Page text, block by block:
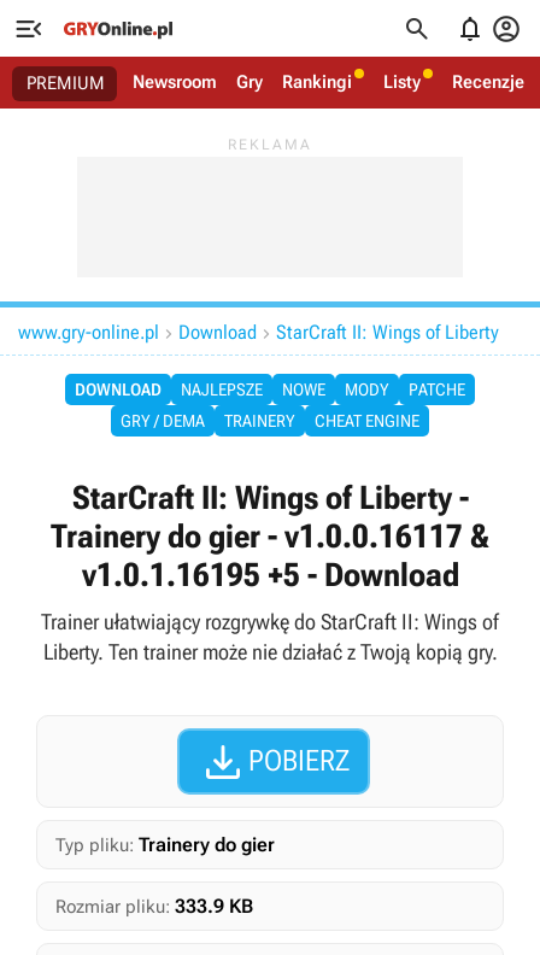
   
PREMIUM Newsroom Gry Rankingi Listy Recenzje
www.gry-online.pl  Download  StarCraft II: Wings of Liberty
DOWNLOAD NAJLEPSZE NOWE MODY
PATCHE
GRY / DEMA
TRAINERY CHEAT ENGINE
StarCraft II: Wings of Liberty -
Trainery do gier - v1.0.0.16117 &
v1.0.1.16195 +5 - Download
Trainer ułatwiający rozgrywkę do StarCraft II: Wings of
Liberty. Ten trainer może nie działać z Twoją kopią gry.
 POBIERZ
Typ pliku: Trainery do gier
Rozmiar pliku: 333.9 KB